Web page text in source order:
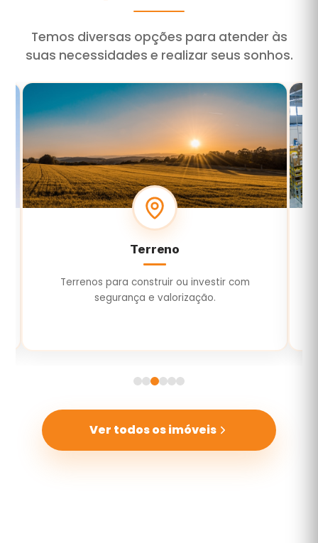
Temos diversas opções para atender às
suas necessidades e realizar seus sonhos.
Terreno
Terrenos para construir ou investir com
segurança e valorização.
Ver todos os imóveis